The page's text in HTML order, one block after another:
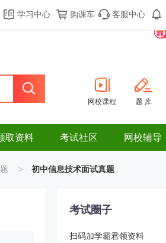
企业团报 购课车
学习中心 购课车 客服中心
网校课程 题 库
取资料 考试社区 网校辅导
> 初中信息技术面试真题
考试圈子
扫码加学霸君领资料